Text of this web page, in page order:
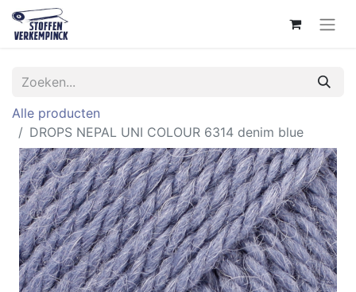
Alle producten
DROPS NEPAL UNI COLOUR 6314 denim blue